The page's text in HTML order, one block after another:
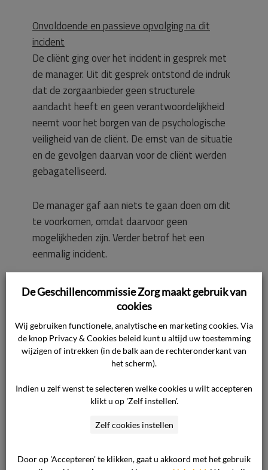
Onvoldoende en passieve opvolging na dit
incident
De cliënt ging over het incident in gesprek met
de manager. Uit dit gesprek ontstond de indruk
dat de zorgaanbieder geen structurele
aandacht heeft en geen verantwoordelijkheid
neemt voor het borgen van de psychologische
veiligheid van de cliënt. De ernst van de situatie
en de gevolgen daarvan voor de cliënt werden
gebagatelliseerd.
De manager gaf aan niets te gaan doen om dit
te voorkomen, omdat daarvoor geen
mogelijkheden zijn. Verder betrof het een
eenmalig incident.
Zowel de betreffende medewerker als de
manager hebben geen excuses aangeboden.
Standpunt van de zorgaanbieder
Voor het standpunt van de zorgaanbieder
verwijst de commissie naar de overgelegde
stukken. In de kern komt het standpunt op het
De betreffende afdeling [naam afdeling] van
De Geschillencommissie Zorg maakt gebruik van
cookies
Wij gebruiken functionele, analytische en marketing cookies. Via
de knop Privacy & Cookies beleid kunt u altijd uw toestemming
wijzigen of intrekken (in de balk aan de rechteronderkant van
het scherm).
Indien u zelf wenst te selecteren welke cookies u wilt accepteren
klikt u op 'Zelf instellen'.
Zelf cookies instellen
Door op 'Accepteren' te klikken, gaat u akkoord met het gebruik